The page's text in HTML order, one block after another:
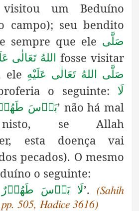
visitou um Beduíno
campo); seu bendito
sempre que ele صَلَّى
اللهُ تَعَالٰى fosse visitar
ele صَلَّى اللهُ تَعَالٰى عَلَيْهِ
o seguinte:
لَا
بَأۡسَ طَهُوۡرٌ’ não há mal
nisto, se Allah
esta doença vai
pecados). O mesmo
o seguinte:
لَا بَأۡسَ طَهُوۡرٌ’.
(Sahih
505, Hadice 3616)